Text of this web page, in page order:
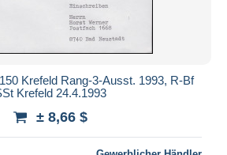
Krefeld Rang-3-Ausst. 1993, R-Bf
Krefeld 24.4.1993
± 8,66 $